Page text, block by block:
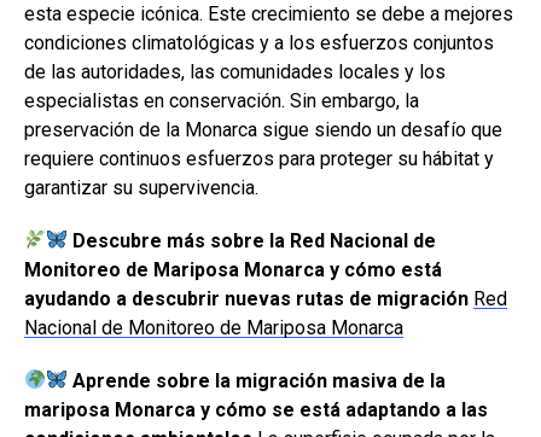
esta especie icónica. Este crecimiento se debe a mejores
condiciones climatológicas y a los esfuerzos conjuntos
de las autoridades, las comunidades locales y los
especialistas en conservación. Sin embargo, la
preservación de la Monarca sigue siendo un desafío que
requiere continuos esfuerzos para proteger su hábitat y
garantizar su supervivencia.
Descubre más sobre la Red Nacional de
Monitoreo de Mariposa Monarca y cómo está
ayudando a descubrir nuevas rutas de migración Red
Nacional de Monitoreo de Mariposa Monarca
Aprende sobre la migración masiva de la
mariposa Monarca y cómo se está adaptando a las